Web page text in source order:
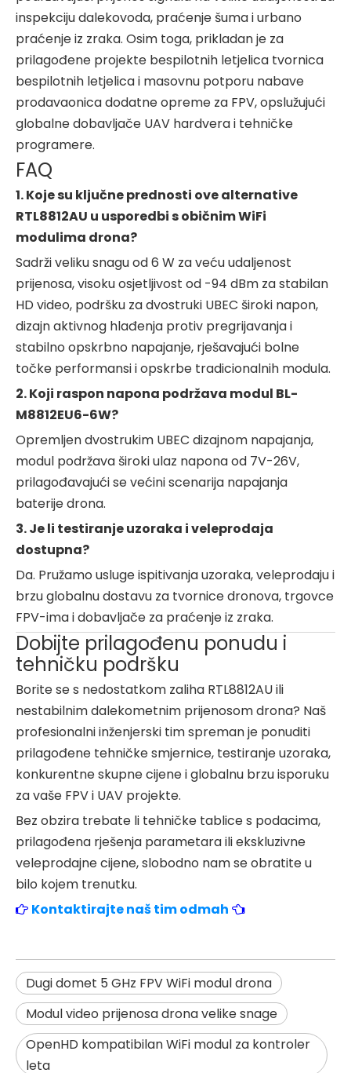
inspekciju dalekovoda, praćenje šuma i urbano
praćenje iz zraka. Osim toga, prikladan je za
prilagođene projekte bespilotnih letjelica tvornica
bespilotnih letjelica i masovnu potporu nabave
prodavaonica dodatne opreme za FPV, opslužujući
globalne dobavljače UAV hardvera i tehničke
programere.
FAQ
1. Koje su ključne prednosti ove alternative
RTL8812AU u usporedbi s običnim WiFi
modulima drona?
Sadrži veliku snagu od 6 W za veću udaljenost
prijenosa, visoku osjetljivost od -94 dBm za stabilan
HD video, podršku za dvostruki UBEC široki napon,
dizajn aktivnog hlađenja protiv pregrijavanja i
stabilno opskrbno napajanje, rješavajući bolne
točke performansi i opskrbe tradicionalnih modula.
2. Koji raspon napona podržava modul BL-
M8812EU6-6W?
Opremljen dvostrukim UBEC dizajnom napajanja,
modul podržava široki ulaz napona od 7V-26V,
prilagođavajući se većini scenarija napajanja
baterije drona.
3. Je li testiranje uzoraka i veleprodaja
dostupna?
Da. Pružamo usluge ispitivanja uzoraka, veleprodaju i
brzu globalnu dostavu za tvornice dronova, trgovce
FPV-ima i dobavljače za praćenje iz zraka.
Dobijte prilagođenu ponudu i
tehničku podršku
Borite se s nedostatkom zaliha RTL8812AU ili
nestabilnim dalekometnim prijenosom drona? Naš
profesionalni inženjerski tim spreman je ponuditi
prilagođene tehničke smjernice, testiranje uzoraka,
konkurentne skupne cijene i globalnu brzu isporuku
za vaše FPV i UAV projekte.
Bez obzira trebate li tehničke tablice s podacima,
prilagođena rješenja parametara ili ekskluzivne
veleprodajne cijene, slobodno nam se obratite u
bilo kojem trenutku.
Kontaktirajte naš tim odmah
Dugi domet 5 GHz FPV WiFi modul drona
Modul video prijenosa drona velike snage
OpenHD kompatibilan WiFi modul za kontroler
leta